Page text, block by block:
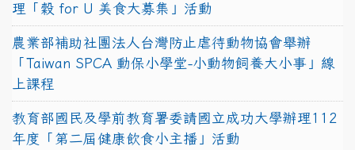
理「穀 for U 美食大募集」活動
農業部補助社團法人台灣防止虐待動物協會舉辦
「Taiwan SPCA 動保小學堂-小動物飼養大小事」線
上課程
教育部國民及學前教育署委請國立成功大學辦理112
年度「第二屆健康飲食小主播」活動